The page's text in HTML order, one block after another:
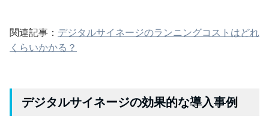
関連記事： デジタルサイネージのランニングコストはどれ
くらいかかる？
デジタルサイネージの効果的な導入事例